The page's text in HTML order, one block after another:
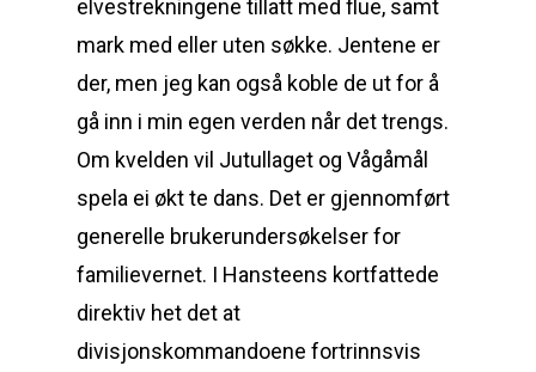
elvestrekningene tillatt med flue, samt
mark med eller uten søkke. Jentene er
der, men jeg kan også koble de ut for å
gå inn i min egen verden når det trengs.
Om kvelden vil Jutullaget og Vågåmål
spela ei økt te dans. Det er gjennomført
generelle brukerundersøkelser for
familievernet. I Hansteens kortfattede
direktiv het det at
divisjonskommandoene fortrinnsvis